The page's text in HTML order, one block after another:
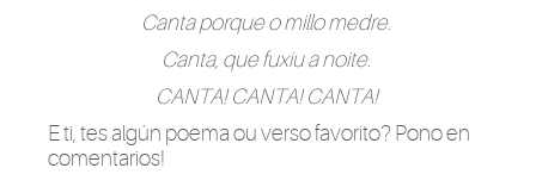
Canta porque o millo medre.
Canta, que fuxiu a noite.
CANTA! CANTA! CANTA!
E ti, tes algún poema ou verso favorito? Pono en
comentarios!